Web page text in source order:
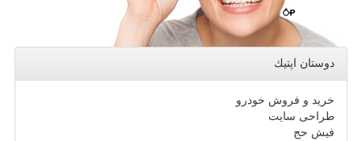
دوستان اپتیك
خرید و فروش خودرو
طراحی سایت
فیش حج